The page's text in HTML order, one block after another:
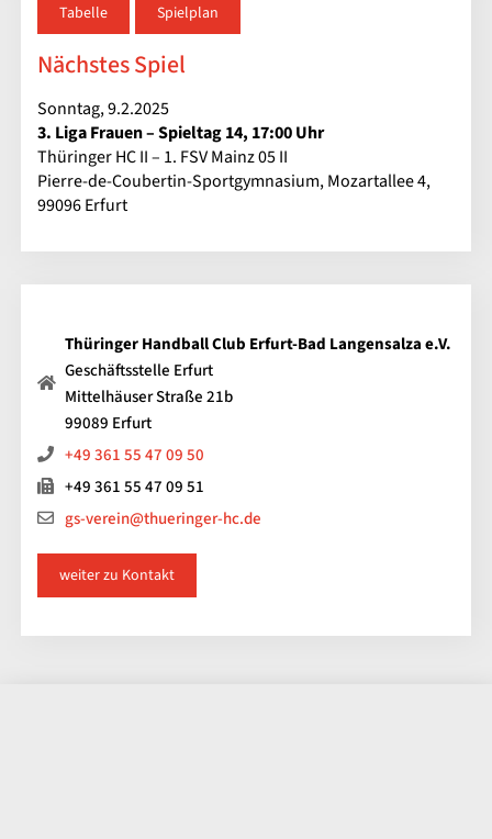
Tabelle Spielplan
Nächstes Spiel
Sonntag, 9.2.2025
3. Liga Frauen – Spieltag 14, 17:00 Uhr
Thüringer HC II – 1. FSV Mainz 05 II
Pierre-de-Coubertin-Sportgymnasium, Mozartallee 4,
99096 Erfurt
Thüringer Handball Club Erfurt-Bad Langensalza e.V.
Geschäftsstelle Erfurt
Mittelhäuser Straße 21b
99089 Erfurt
+49 361 55 47 09 50
+49 361 55 47 09 51
gs-verein@thueringer-hc.de
weiter zu Kontakt